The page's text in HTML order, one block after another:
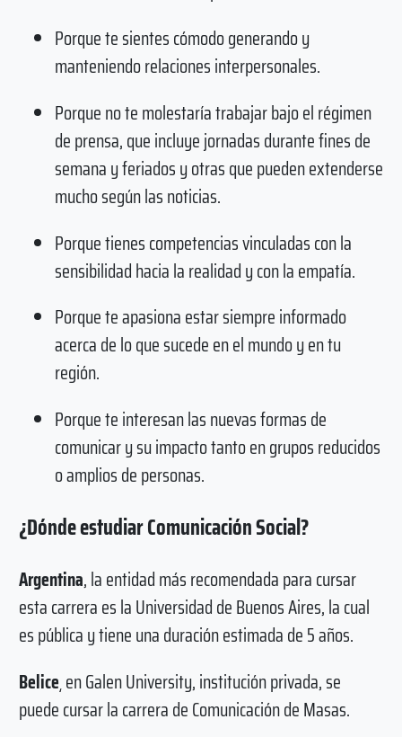
Porque te sientes cómodo generando y
manteniendo relaciones interpersonales.
Porque no te molestaría trabajar bajo el régimen
de prensa, que incluye jornadas durante fines de
semana y feriados y otras que pueden extenderse
mucho según las noticias.
Porque tienes competencias vinculadas con la
sensibilidad hacia la realidad y con la empatía.
Porque te apasiona estar siempre informado
acerca de lo que sucede en el mundo y en tu
región.
Porque te interesan las nuevas formas de
comunicar y su impacto tanto en grupos reducidos
o amplios de personas.
¿Dónde estudiar Comunicación Social?
Argentina, la entidad más recomendada para cursar
esta carrera es la Universidad de Buenos Aires, la cual
es pública y tiene una duración estimada de 5 años.
Belice¸ en Galen University, institución privada, se
puede cursar la carrera de Comunicación de Masas.